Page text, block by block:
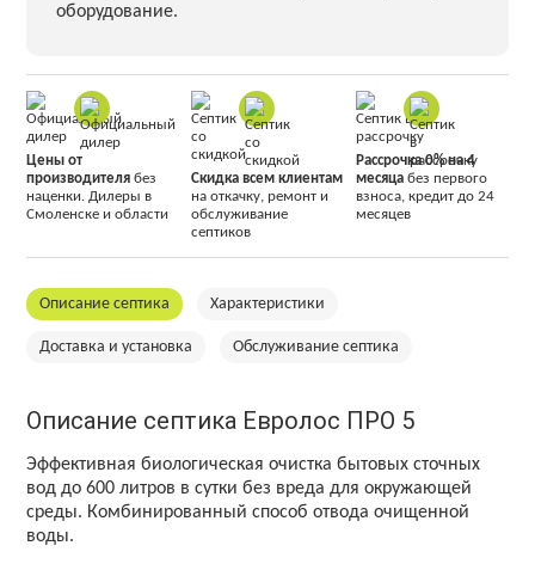
оборудование.
Цены от
производителя без
наценки. Дилеры в
Смоленске и области
Скидка всем клиентам
на откачку, ремонт и
обслуживание
септиков
Рассрочка 0% на 4
месяцабез первого
взноса, кредит до 24
месяцев
Описание септика Характеристики
Доставка и установка Обслуживание септика
Описание септика Евролос ПРО 5
Эффективная биологическая очистка бытовых сточных
вод до 600 литров в сутки без вреда для окружающей
среды. Комбинированный способ отвода очищенной
воды.